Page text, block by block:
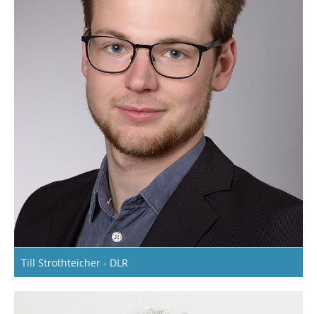
Till Strothteicher - DLR